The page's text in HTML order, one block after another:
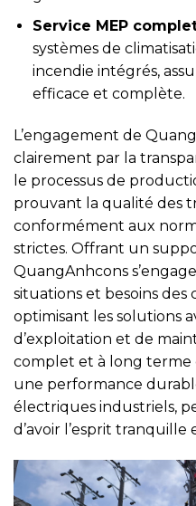
Service MEP
systèmes de
incendie intégrés,
efficace et complète.
L’engagement de
clairement par la
le processus de
prouvant la qualité des
conformément aux
strictes. Offrant un
QuangAnhcons
situations et besoins
optimisant les solutions
d’exploitation et de
complet et à long terme
une performance
électriques industriels,
d’avoir l’esprit tranquille